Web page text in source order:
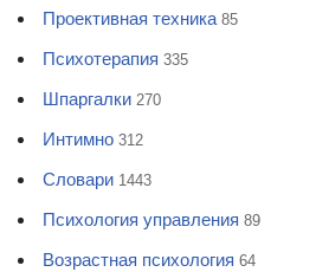
Проективная техника 85
Психотерапия 335
Шпаргалки 270
Интимно 312
Словари 1443
Психология управления 89
Возрастная психология 64